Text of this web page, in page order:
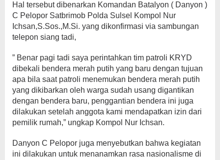
Hal tersebut dibenarkan Komandan Batalyon ( Danyon )
C Pelopor Satbrimob Polda Sulsel Kompol Nur
Ichsan,S.Sos.,M.Si. yang dikonfirmasi via sambungan
telepon siang tadi,
” Benar pagi tadi saya perintahkan tim patroli KRYD
dibekali bendera merah putih yang baru dengan tujuan
apa bila saat patroli menemukan bendera merah putih
yang dikibarkan oleh warga sudah usang digantikan
dengan bendera baru, penggantian bendera ini juga
dilakukan setelah anggota kami mendapatkan izin dari
pemilik rumah,” ungkap Kompol Nur Ichsan.
Danyon C Pelopor juga menyebutkan bahwa kegiatan
ini dilakukan untuk menanamkan rasa nasionalisme di